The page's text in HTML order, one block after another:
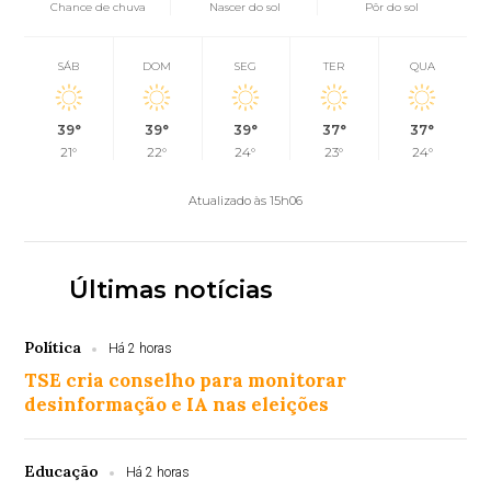
Chance de chuva Nascer do sol Pôr do sol
SÁB
39°
21°
DOM
39°
22°
SEG
39°
24°
TER
37°
23°
QUA
37°
24°
Atualizado às 15h06
Últimas notícias
Política Há 2 horas
TSE cria conselho para monitorar
desinformação e IA nas eleições
Educação Há 2 horas